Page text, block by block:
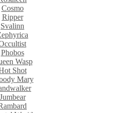
Cosmo
Ripper
Svalinn
Phobos
Wasp
Shot
Mary
Jumbear